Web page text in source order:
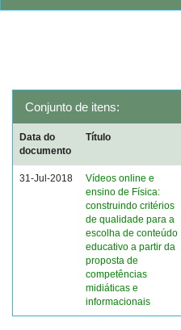
Conjunto de itens:
Data do
documento
Título
31-Jul-2018
Vídeos online e
ensino de Física:
construindo critérios
de qualidade para a
escolha de conteúdo
educativo a partir da
proposta de
competências
midiáticas e
informacionais